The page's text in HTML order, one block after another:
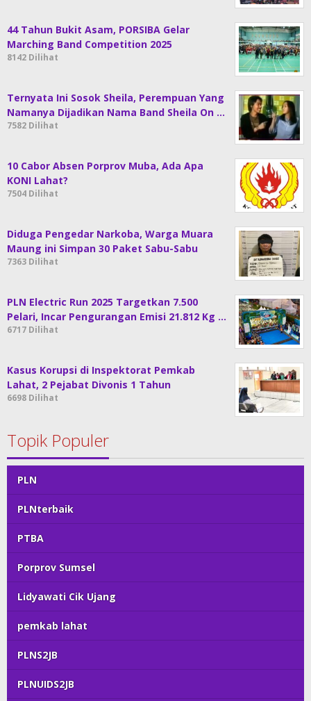
44 Tahun Bukit Asam, PORSIBA Gelar
Marching Band Competition 2025
8142 Dilihat
Ternyata Ini Sosok Sheila, Perempuan Yang
Namanya Dijadikan Nama Band Sheila On …
7582 Dilihat
10 Cabor Absen Porprov Muba, Ada Apa
KONI Lahat?
7504 Dilihat
Diduga Pengedar Narkoba, Warga Muara
Maung ini Simpan 30 Paket Sabu-Sabu
7363 Dilihat
PLN Electric Run 2025 Targetkan 7.500
Pelari, Incar Pengurangan Emisi 21.812 Kg …
6717 Dilihat
Kasus Korupsi di Inspektorat Pemkab
Lahat, 2 Pejabat Divonis 1 Tahun
6698 Dilihat
Topik Populer
PLN
PLNterbaik
PTBA
Porprov Sumsel
Lidyawati Cik Ujang
pemkab lahat
PLNS2JB
PLNUIDS2JB